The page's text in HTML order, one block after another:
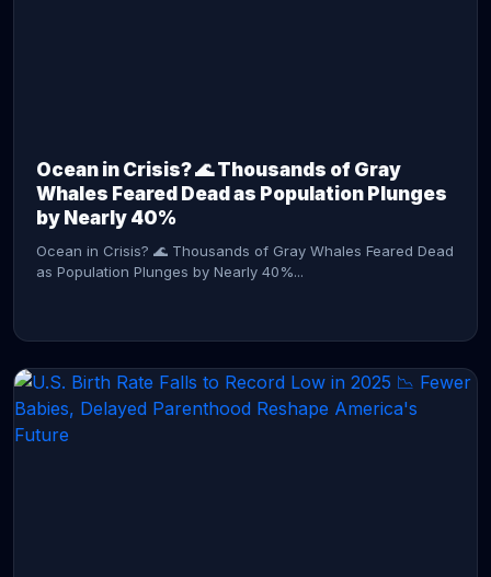
Ocean in Crisis? 🌊 Thousands of Gray
Whales Feared Dead as Population Plunges
by Nearly 40%
Ocean in Crisis? 🌊 Thousands of Gray Whales Feared Dead
as Population Plunges by Nearly 40%...